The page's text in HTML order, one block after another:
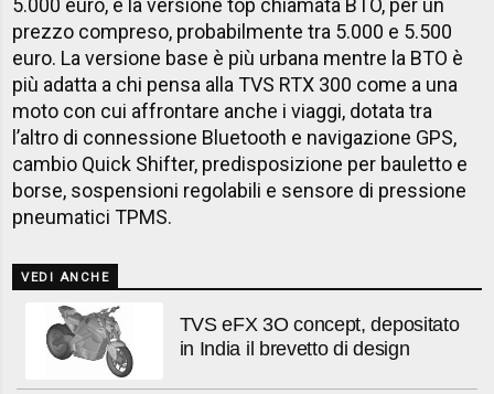
5.000 euro, e la versione top chiamata BTO, per un
prezzo compreso, probabilmente tra 5.000 e 5.500
euro. La versione base è più urbana mentre la BTO è
più adatta a chi pensa alla TVS RTX 300 come a una
moto con cui affrontare anche i viaggi, dotata tra
l’altro di connessione Bluetooth e navigazione GPS,
cambio Quick Shifter, predisposizione per bauletto e
borse, sospensioni regolabili e sensore di pressione
pneumatici TPMS.
VEDI ANCHE
TVS eFX 3O concept, depositato
in India il brevetto di design